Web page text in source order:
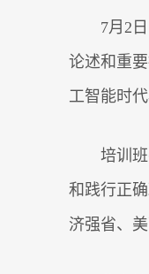
7月2
论述和重
工智能时
培训
和践行正
济强省、